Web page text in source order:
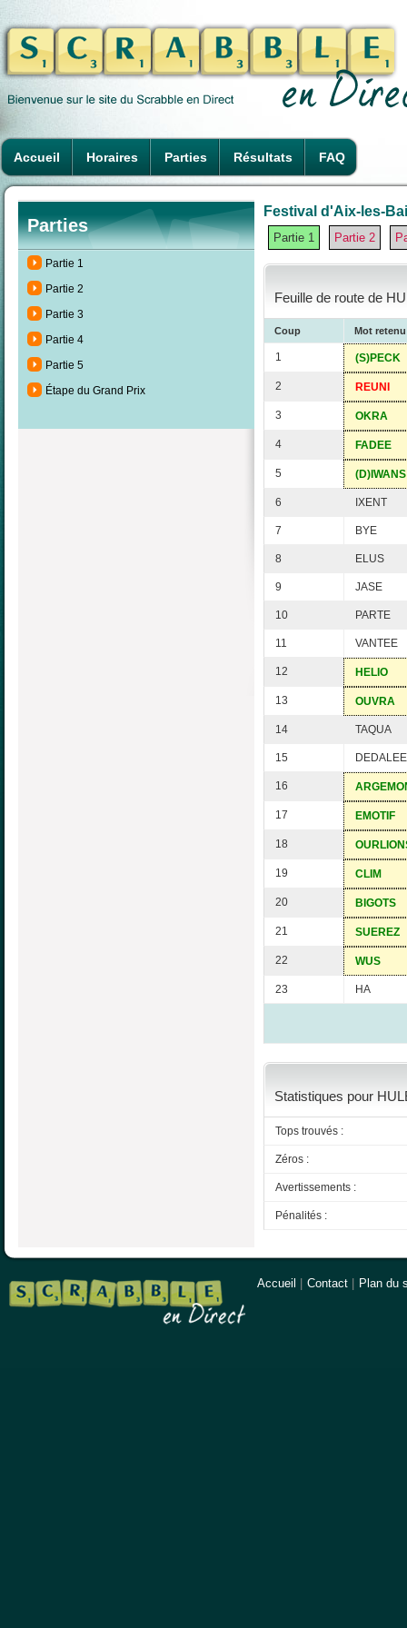
Accueil Horaires Parties Résultats FAQ
Parties
Partie 1
Partie 2
Partie 3
Partie 4
Partie 5
Étape du Grand Prix
Festival d'Aix-les-
Partie 1 Partie 2
Feuille de route de
Coup Mot retenu
1 (S)PECK
2 REUNI
3 OKRA
4 FADEE
5 (D)IWANS
6 IXENT
7 BYE
8 ELUS
9 JASE
10 PARTE
11 VANTEE
12 HELIO
13 OUVRA
14 TAQUA
15
16
17 EMOTIF
18
19 CLIM
20 BIGOTS
21 SUEREZ
22 WUS
23 HA
Statistiques pour
Tops trouvés :
Zéros :
Avertissements :
Pénalités :
Accueil Contact Plan du